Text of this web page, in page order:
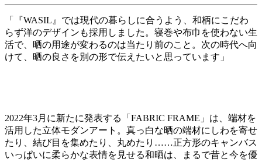
「『WASIL』では現代の暮らしに合うよう、和柄にこだわ
らず洋のデザインも採用しました。寝巻や布巾を使わない生
活で、晒の用途が変わるのは当たり前のこと。次の時代へ向
けて、晒の良さを別の形で伝えたいと思っています」
2022年3月に新たに発表する「FABRIC FRAME」は、端材を
活用した立体モダンアート。真っ白な晒の端材にしわを寄せ
たり、結び目を集めたり、丸めたり……正方形のキャンバス
いっぱいに柔らかな表情を見せる和晒は、まるで昔と今を優